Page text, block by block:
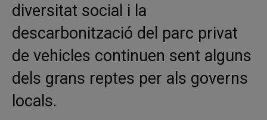
diversitat social i la
descarbonització del parc privat
de vehicles continuen sent alguns
dels grans reptes per als governs
locals.